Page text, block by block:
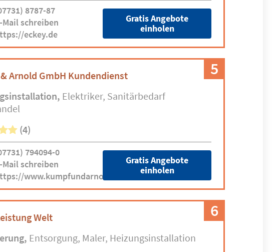
8787-87
Mail schreiben
eckey.de
Gratis Angebote
einholen
5
Arnold GmbH Kundendienst
Elektriker Sanitärbedarf
(4)
794094-0
Mail schreiben
www.kumpfundarnold.de
Gratis Angebote
einholen
6
Welt
Entsorgung Maler Heizungsinstallation